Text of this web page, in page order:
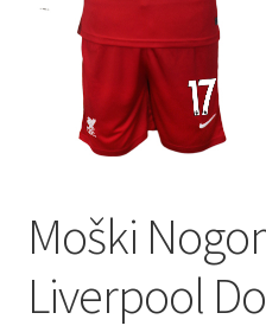
Zaključek nakupa
Moški
Liverpool